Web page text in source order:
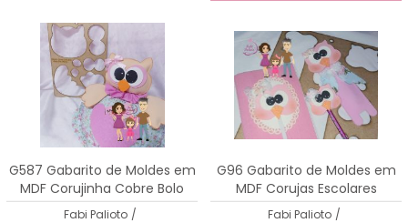
G587 Gabarito de Moldes em
MDF Corujinha Cobre Bolo
Fabi Palioto /
G96 Gabarito de Moldes em
MDF Corujas Escolares
Fabi Palioto /